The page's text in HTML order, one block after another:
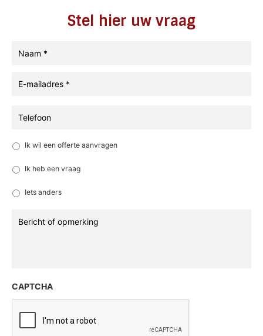
Stel hier uw vraag
mailadres *
Reden: *
Ik wil een offerte aanvragen
Ik heb een vraag
Iets anders
of
CAPTCHA